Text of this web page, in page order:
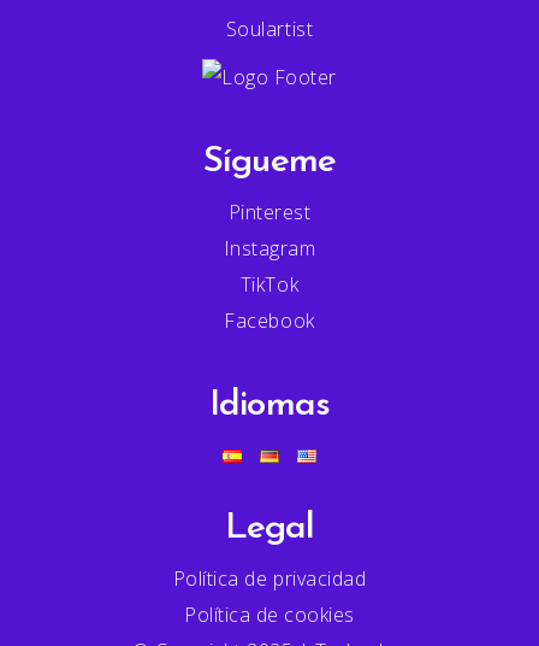
Soulartist
Sígueme
Pinterest
Instagram
TikTok
Facebook
Idiomas
Legal
Política de privacidad
Política de cookies